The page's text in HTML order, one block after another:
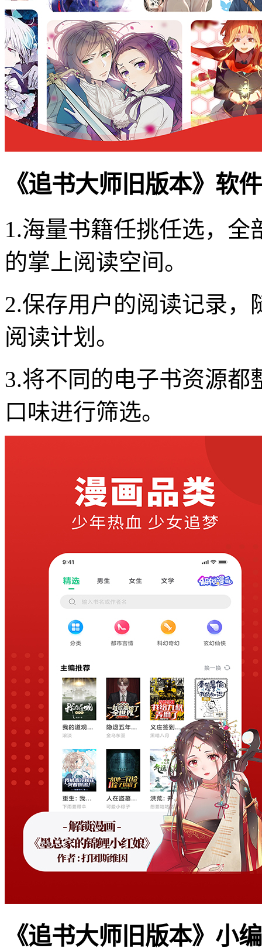
《追书大师旧版本》软
1.海量书籍任挑任选，
的掌上阅读空间。
2.保存用户的阅读记录
阅读计划。
3.将不同的电子书资源
口味进行筛选。
《追书大师旧版本》小